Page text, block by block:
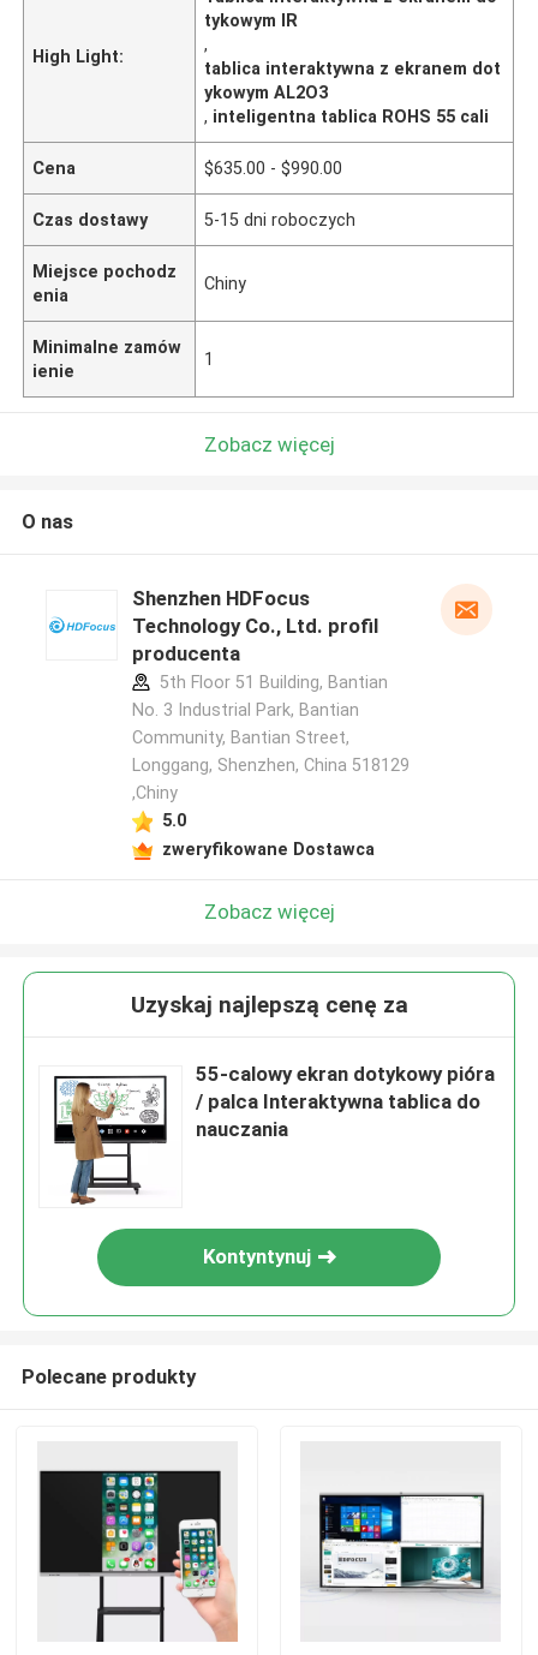
High Light:
tykowym IR
,
tablica interaktywna z ekranem dot
ykowym AL2O3
, inteligentna tablica ROHS 55 cali
Cena $635.00 - $990.00
Czas dostawy 5-15 dni roboczych
Miejsce pochodz
enia
Chiny
Minimalne zamów
ienie
1
Zobacz więcej
O nas
Shenzhen HDFocus
Technology Co., Ltd. profil
producenta
5th Floor 51 Building, Bantian
No. 3 Industrial Park, Bantian
Community, Bantian Street,
Longgang, Shenzhen, China 518129
,Chiny
5.0
zweryfikowane Dostawca
Zobacz więcej
Uzyskaj najlepszą cenę za
55-calowy ekran dotykowy pióra
/ palca Interaktywna tablica do
nauczania
Kontyntynuj
Polecane produkty